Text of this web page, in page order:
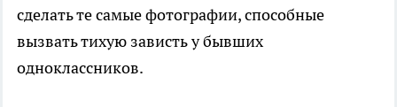
сделать те самые фотографии, способные
вызвать тихую зависть у бывших
одноклассников.